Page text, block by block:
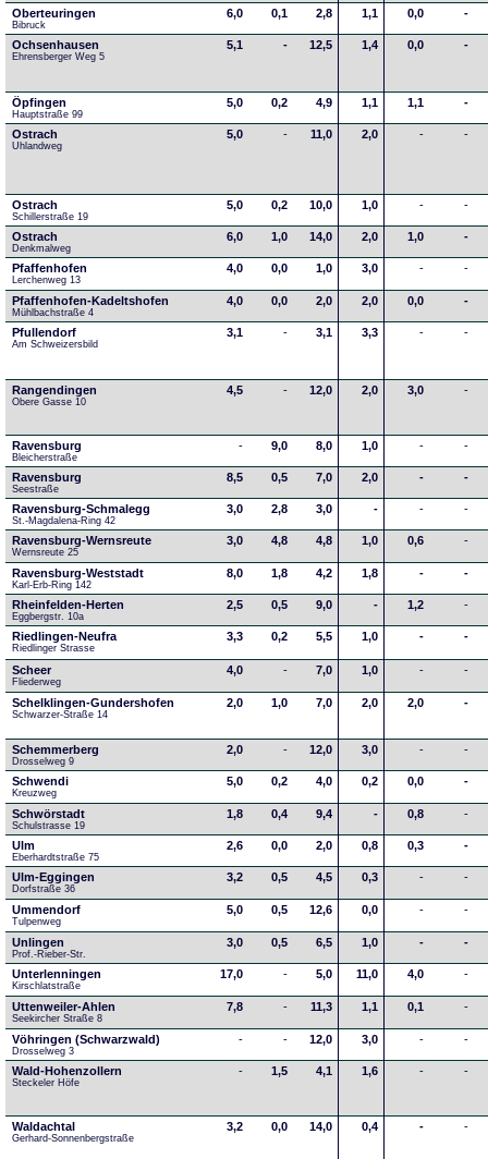
Oberteuringen
Bibruck
6,0 0,1 2,8 1,1 0,0 -
Ochsenhausen
Ehrensberger Weg 5
5,1 - 12,5 1,4 0,0 -
Öpfingen
Hauptstraße 99
5,0 0,2 4,9 1,1 1,1 -
Ostrach
Uhlandweg
5,0 - 11,0 2,0 - -
Ostrach
Schillerstraße 19
5,0 0,2 10,0 1,0 - -
Ostrach
Denkmalweg
6,0 1,0 14,0 2,0 1,0 -
Pfaffenhofen
Lerchenweg 13
4,0 0,0 1,0 3,0 - -
Pfaffenhofen-Kadeltshofen
Mühlbachstraße 4
4,0 0,0 2,0 2,0 0,0 -
Pfullendorf
Am Schweizersbild
3,1 - 3,1 3,3 - -
Rangendingen
Obere Gasse 10
4,5 - 12,0 2,0 3,0 -
Ravensburg
Bleicherstraße
- 9,0 8,0 1,0 - -
Ravensburg
Seestraße
8,5 0,5 7,0 2,0 - -
Ravensburg-Schmalegg
St.-Magdalena-Ring 42
3,0 2,8 3,0 - - -
Ravensburg-Wernsreute
Wernsreute 25
3,0 4,8 4,8 1,0 0,6 -
Ravensburg-Weststadt
Karl-Erb-Ring 142
8,0 1,8 4,2 1,8 - -
Rheinfelden-Herten
Eggbergstr. 10a
2,5 0,5 9,0 - 1,2 -
Riedlingen-Neufra
Riedlinger Strasse
3,3 0,2 5,5 1,0 - -
Scheer
Fliederweg
4,0 - 7,0 1,0 - -
Schelklingen-Gundershofen
Schwarzer-Straße 14
2,0 1,0 7,0 2,0 2,0 -
Schemmerberg
Drosselweg 9
2,0 - 12,0 3,0 - -
Schwendi
Kreuzweg
5,0 0,2 4,0 0,2 0,0 -
Schwörstadt
Schulstrasse 19
1,8 0,4 9,4 - 0,8 -
Ulm
Eberhardtstraße 75
2,6 0,0 2,0 0,8 0,3 -
Ulm-Eggingen
Dorfstraße 36
3,2 0,5 4,5 0,3 - -
Ummendorf
Tulpenweg
5,0 0,5 12,6 0,0 - -
Unlingen
Prof.-Rieber-Str.
3,0 0,5 6,5 1,0 - -
Unterlenningen
Kirschlatstraße
17,0 - 5,0 11,0 4,0 -
Uttenweiler-Ahlen
Seekircher Straße 8
7,8 - 11,3 1,1 0,1 -
Vöhringen (Schwarzwald)
Drosselweg 3
- - 12,0 3,0 - -
Wald-Hohenzollern
Steckeler Höfe
- 1,5 4,1 1,6 - -
Waldachtal
Gerhard-Sonnenbergstraße
3,2 0,0 14,0 0,4 - -